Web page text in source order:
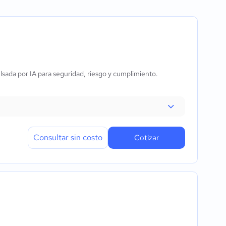
por IA para seguridad, riesgo y cumplimiento.
Consultar sin costo Cotizar